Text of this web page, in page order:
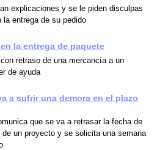
explicaciones y se le piden disculpas
la entrega de su pedido
la entrega de paquete
retraso de una mercancía a un
de ayuda
a sufrir una demora en el plazo
que se va a retrasar la fecha de
un proyecto y se solicita una semana